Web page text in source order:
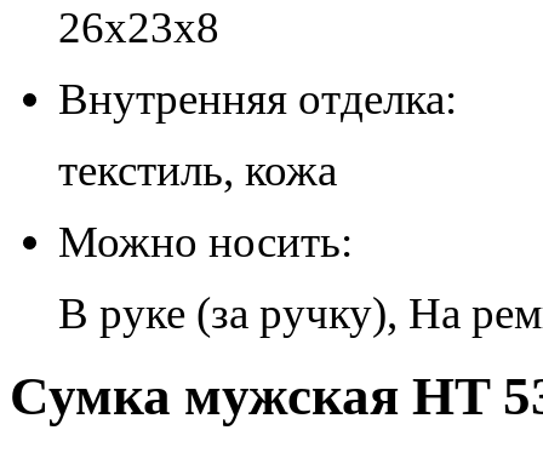
26х23х8
Внутренняя отделка:
текстиль, кожа
Можно носить:
В руке (за ручку), На
Сумка мужская HT